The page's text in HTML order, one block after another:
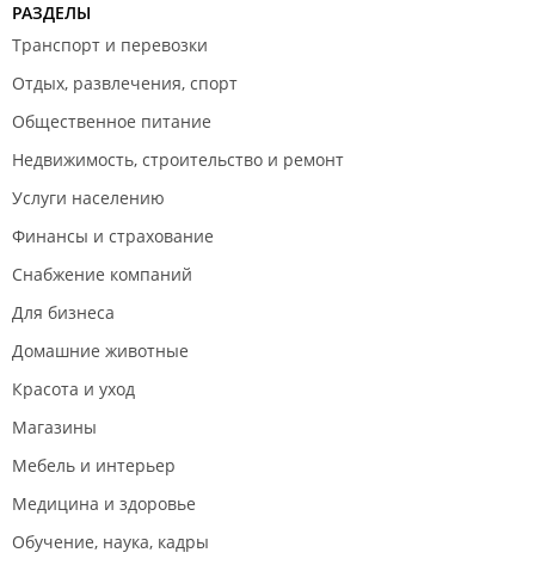
РАЗДЕЛЫ
Транспорт и перевозки
Отдых, развлечения, спорт
Общественное питание
Недвижимость, строительство и ремонт
Услуги населению
Финансы и страхование
Снабжение компаний
Для бизнеса
Домашние животные
Красота и уход
Магазины
Мебель и интерьер
Медицина и здоровье
Обучение, наука, кадры